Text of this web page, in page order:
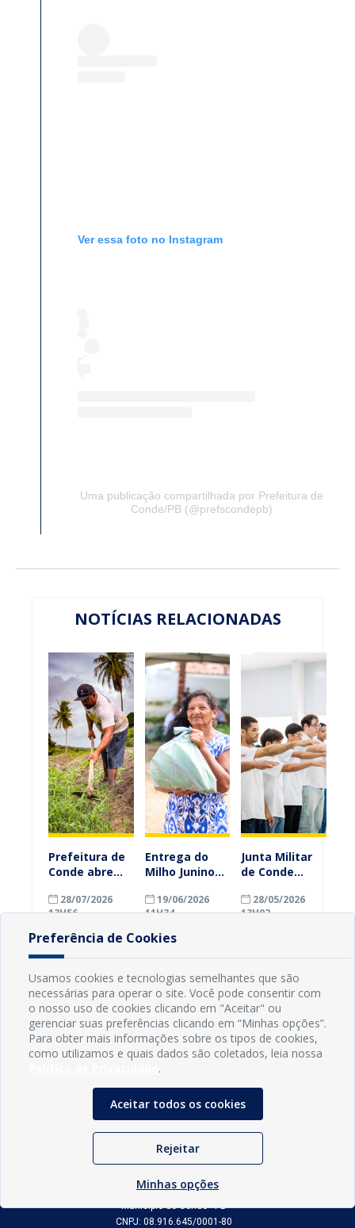
Ver essa foto no Instagram
Uma publicação compartilhada por Prefeitura de
Conde/PB (@prefscondepb)
NOTÍCIAS RELACIONADAS
Prefeitura de
Conde abre
para
agricultores
familiares
participarem
do PAA
Federal
28/07/2026
13H56
Entrega do
Milho Junino
segunda-feira
(22) e vai
beneficiar
famílias em
diversas
comunidades
de Conde
19/06/2026
11H34
Junta Militar
de Conde
dispensa de
mais de 50
importância
do
alistamento
militar
28/05/2026
13H02
INFORMAÇÕES
Município de Conde - PB
CNPJ: 08.916.645/0001-80
Preferência de Cookies
Usamos cookies e tecnologias semelhantes que são
necessárias para operar o site. Você pode consentir com
o nosso uso de cookies clicando em "Aceitar" ou
gerenciar suas preferências clicando em “Minhas opções”.
Para obter mais informações sobre os tipos de cookies,
como utilizamos e quais dados são coletados, leia nossa
.
Aceitar todos os cookies
Rejeitar
Minhas opções